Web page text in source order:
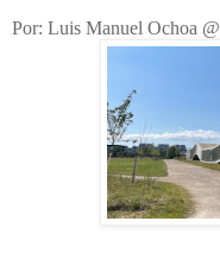
Por: Luis Manuel Ochoa